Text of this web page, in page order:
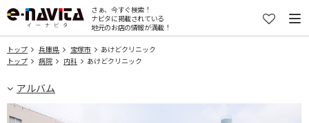
さぁ、今すぐ検索！
ナビタに掲載されている
地元のお店の情報が満載！
トップ 兵庫県 宝塚市
あけどクリニック
トップ
病院 内科 あけどクリニック
アルバム